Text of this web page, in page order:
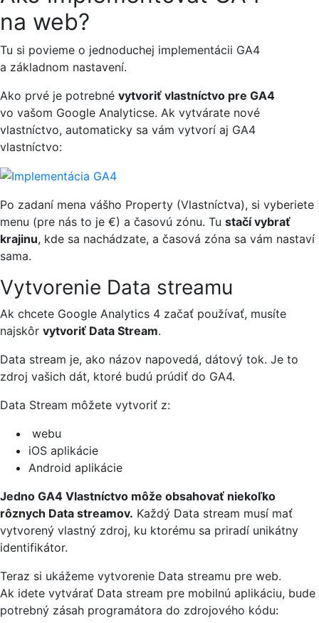
na web?
Tu si povieme o jednoduchej implementácii GA4
a základnom nastavení.
Ako prvé je potrebné vytvoriť vlastníctvo pre GA4
vo vašom Google Analyticse. Ak vytvárate nové
vlastníctvo, automaticky sa vám vytvorí aj GA4
vlastníctvo:
Po zadaní mena vášho Property (Vlastníctva), si vyberiete
menu (pre nás to je €) a časovú zónu. Tu stačí vybrať
krajinu, kde sa nachádzate, a časová zóna sa vám nastaví
sama.
Vytvorenie Data streamu
Ak chcete Google Analytics 4 začať používať, musíte
najskôr vytvoriť Data Stream.
Data stream je, ako názov napovedá, dátový tok. Je to
zdroj vašich dát, ktoré budú prúdiť do GA4.
Data Stream môžete vytvoriť z:
webu
iOS aplikácie
Android aplikácie
Jedno GA4 Vlastníctvo môže obsahovať niekoľko
rôznych Data streamov. Každý Data stream musí mať
vytvorený vlastný zdroj, ku ktorému sa priradí unikátny
identifikátor.
Teraz si ukážeme vytvorenie Data streamu pre web.
Ak idete vytvárať Data stream pre mobilnú aplikáciu, bude
potrebný zásah programátora do zdrojového kódu: